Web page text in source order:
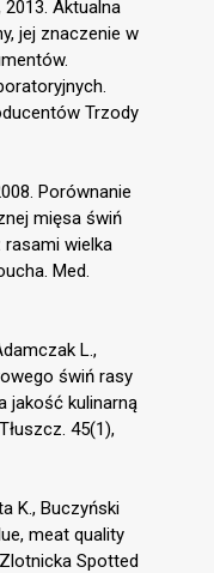
2013. Aktualna
jej znaczenie w
Trzody
Porównanie
mięsa świń
rasami wielka
Med.
L.,
świń rasy
jakość kulinarną
45(1),
K., Buczyński
meat quality
Spotted